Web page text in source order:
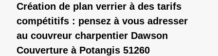
Création de plan verrier à des tarifs
compétitifs : pensez à vous adresser
au couvreur charpentier Dawson
Couverture à Potangis 51260